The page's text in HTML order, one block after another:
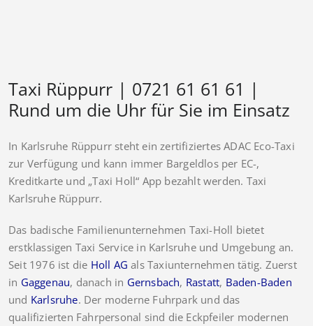
Taxi Rüppurr | 0721 61 61 61 |
Rund um die Uhr für Sie im Einsatz
In Karlsruhe Rüppurr steht ein zertifiziertes ADAC Eco-Taxi
zur Verfügung und kann immer Bargeldlos per EC-,
Kreditkarte und „Taxi Holl“ App bezahlt werden. Taxi
Karlsruhe Rüppurr.
Das badische Familienunternehmen Taxi-Holl bietet
erstklassigen Taxi Service in Karlsruhe und Umgebung an.
Seit 1976 ist die Holl AG als Taxiunternehmen tätig. Zuerst
in Gaggenau, danach in Gernsbach, Rastatt, Baden-Baden
und Karlsruhe. Der moderne Fuhrpark und das
qualifizierten Fahrpersonal sind die Eckpfeiler modernen